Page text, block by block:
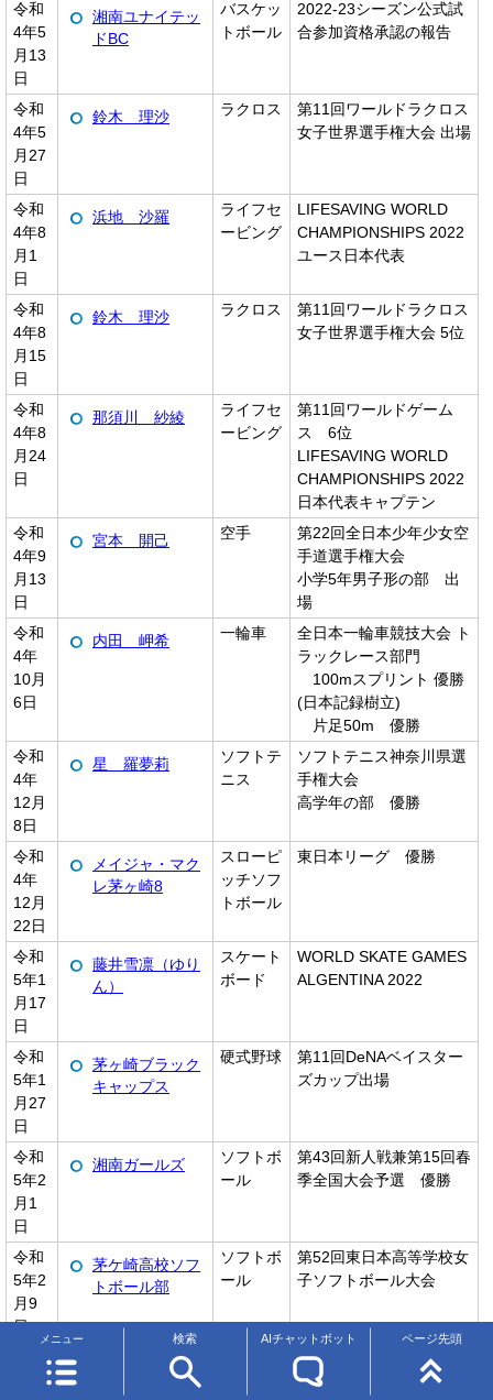
令和
4年5
月13
日
湘南ユナイテッ
ドBC
バスケッ
トボール
2022-23シーズン公式試
合参加資格承認の報告
令和
4年5
月27
日
鈴木 理沙 ラクロス
第11回ワールドラクロス
女子世界選手権大会 出場
令和
4年8
月1
日
浜地 沙羅
ライフセ
ービング
LIFESAVING WORLD
CHAMPIONSHIPS 2022
ユース日本代表
令和
4年8
月15
日
鈴木 理沙 ラクロス
第11回ワールドラクロス
女子世界選手権大会 5位
令和
4年8
月24
日
那須川 紗綾
ライフセ
ービング
第11回ワールドゲーム
ス 6位
LIFESAVING WORLD
CHAMPIONSHIPS 2022
日本代表キャプテン
令和
4年9
月13
日
宮本 開己 空手
第22回全日本少年少女空
手道選手権大会
小学5年男子形の部 出
場
令和
4年
10月
6日
内田 岬希 一輪車
全日本一輪車競技大会 ト
ラックレース部門
100mスプリント 優勝
(日本記録樹立)
片足50m 優勝
令和
4年
12月
8日
星 羅夢莉
ソフトテ
ニス
ソフトテニス神奈川県選
手権大会
高学年の部 優勝
令和
4年
12月
22日
メイジャ・マク
レ茅ヶ崎8
スローピ
ッチソフ
トボール
東日本リーグ 優勝
令和
5年1
月17
日
藤井雪凛（ゆり
ん）
スケート
ボード
WORLD SKATE GAMES
ALGENTINA 2022
令和
5年1
月27
日
茅ヶ崎ブラック
キャップス
硬式野球
第11回DeNAベイスター
ズカップ出場
令和
5年2
月1
日
湘南ガールズ
ソフトボ
ール
第43回新人戦兼第15回春
季全国大会予選 優勝
令和
5年2
月9
日
茅ケ崎高校ソフ
トボール部
ソフトボ
ール
第52回東日本高等学校女
子ソフトボール大会
香川ミニバスケ
ットボールスポ
神奈川県ミニバスケット
ボール大会 準優勝
メニュー 検索 AIチャットボット ページ先頭